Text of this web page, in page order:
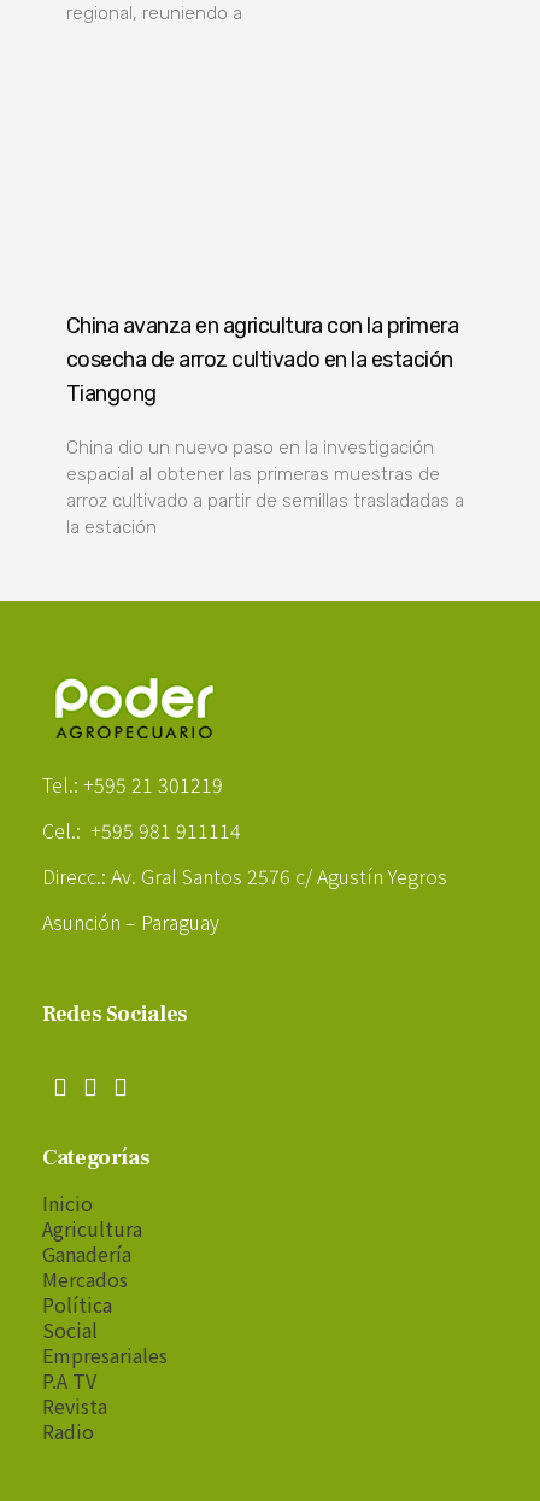
regional, reuniendo a
China avanza en agricultura con la primera
cosecha de arroz cultivado en la estación
Tiangong
China dio un nuevo paso en la investigación
espacial al obtener las primeras muestras de
arroz cultivado a partir de semillas trasladadas a
la estación
Tel.: +595 21 301219
Cel.: +595 981 911114
Direcc.: Av. Gral Santos 2576 c/ Agustín Yegros
Asunción – Paraguay
Redes Sociales
Categorías
Inicio
Agricultura
Ganadería
Mercados
Política
Social
Empresariales
P.A TV
Revista
Radio